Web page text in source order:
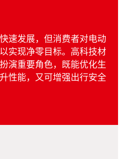
速发展，但消费者对电动
实现净零目标。高科技材
演重要角色，既能优化生
性能，又可增强出行安全